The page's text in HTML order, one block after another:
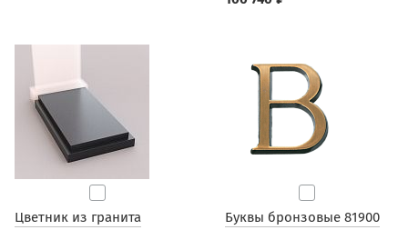
Цветник из гранита
Буквы бронзовые 81900